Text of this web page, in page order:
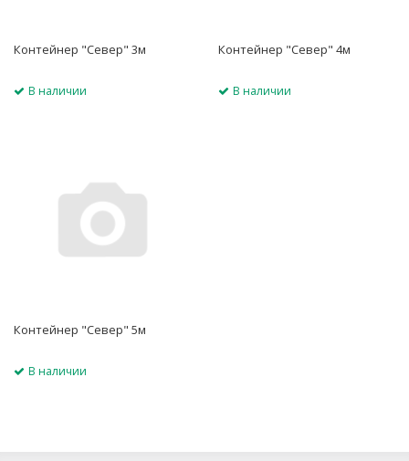
Контейнер "Север" 3м
В наличии
Контейнер "Север" 4м
В наличии
Контейнер "Север" 5м
В наличии